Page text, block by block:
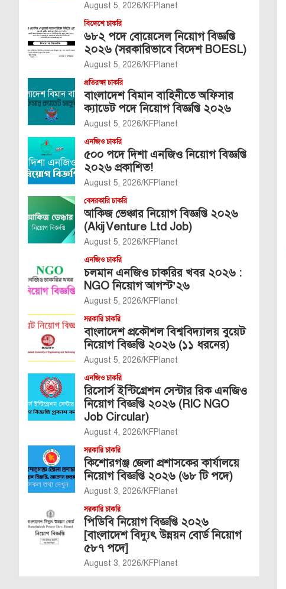
August 5, 2026 KFPlanet
বিদেশে চাকরি
৬৮২ পদে বোয়েসেল নিয়োগ বিজ্ঞপ্তি
২০২৬ (সরকারিভাবে বিদেশ BOESL)
August 5, 2026 KFPlanet
প্রতিরক্ষা চাকরি
বাংলাদেশ বিমান বাহিনীতে অফিসার
ক্যাডেট পদে নিয়োগ বিজ্ঞপ্তি ২০২৬
August 5, 2026 KFPlanet
এনজিও চাকরি
৫০০ পদে দিশা এনজিও নিয়োগ বিজ্ঞপ্তি
২০২৬ প্রকাশিত!
August 5, 2026 KFPlanet
বেসরকারি চাকরি
আকিজ ভেঞ্চার নিয়োগ বিজ্ঞপ্তি ২০২৬
(Akij Venture Ltd Job)
August 5, 2026 KFPlanet
এনজিও চাকরি
চলমান এনজিও চাকরির খবর ২০২৬ :
NGO নিয়োগ আগস্ট’২৬
August 5, 2026 KFPlanet
সরকারি চাকরি
বাংলাদেশ প্রকৌশল বিশ্ববিদ্যালয় বুয়েট
নিয়োগ বিজ্ঞপ্তি ২০২৬ (১১ ধরনের)
August 5, 2026 KFPlanet
এনজিও চাকরি
রিসোর্স ইন্টিগ্রেশন সেন্টার রিক এনজিও
নিয়োগ বিজ্ঞপ্তি ২০২৬ (RIC NGO
Job Circular)
August 4, 2026 KFPlanet
সরকারি চাকরি
কিশোরগঞ্জ জেলা প্রশাসকের কার্যালয়ে
নিয়োগ বিজ্ঞপ্তি ২০২৬ (৬৮ টি পদে)
August 3, 2026 KFPlanet
সরকারি চাকরি
পিডিবি নিয়োগ বিজ্ঞপ্তি ২০২৬
[বাংলাদেশ বিদ্যুৎ উন্নয়ন বোর্ড নিয়োগ
৫৮৭ পদে]
August 3, 2026 KFPlanet